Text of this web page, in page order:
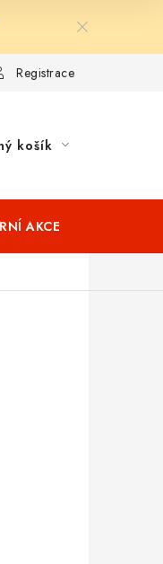
velikostí oblečení
Registrace
košík
AKCE